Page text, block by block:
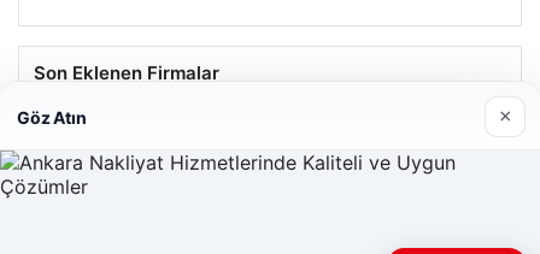
Son Eklenen Firmalar
Göz Atın ×